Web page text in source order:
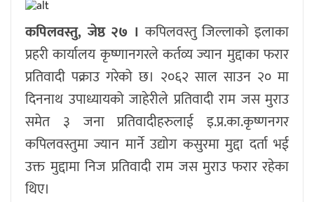
कपिलवस्तु, जेष्ठ २७ । कपिलवस्तु जिल्लाको इलाका
प्रहरी कार्यालय कृष्णानगरले कर्तव्य ज्यान मुद्दाका फरार
प्रतिवादी पक्राउ गरेको छ। २०६२ साल साउन २० मा
दिननाथ उपाध्यायको जाहेरीले प्रतिवादी राम जस मुराउ
समेत ३ जना प्रतिवादीहरुलाई इ.प्र.का.कृष्णनगर
कपिलवस्तुमा ज्यान मार्ने उद्योग कसुरमा मुद्दा दर्ता भई
उक्त मुद्दामा निज प्रतिवादी राम जस मुराउ फरार रहेका
थिए।